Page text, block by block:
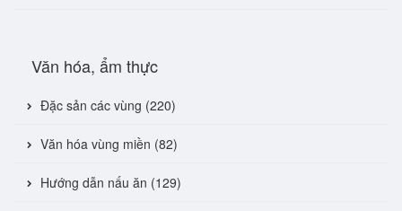
Văn hóa, ẩm thực
Đặc sản các vùng (220)
Văn hóa vùng miền (82)
Hướng dẫn nấu ăn (129)